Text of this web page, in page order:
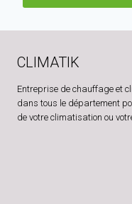
CLIMATIK
Entreprise de chauffage et
dans tous le département
de votre climatisation ou